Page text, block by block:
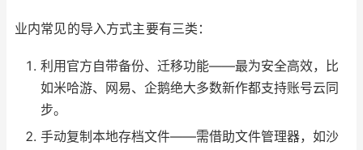
业内常见的导入方式主要有三类：
利用官方自带备份、迁移功能——最为安全高效，比
如米哈游、网易、企鹅绝大多数新作都支持账号云同
步。
手动复制本地存档文件——需借助文件管理器，如沙